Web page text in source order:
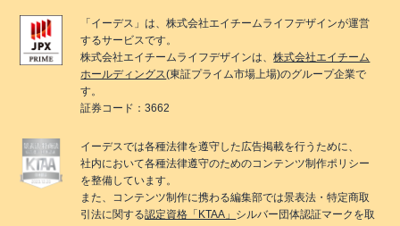
「 イーデス 」は、株式会社エイチームライフデザインが運営
するサービスです。
株式会社エイチームライフデザインは、株式会社エイチーム
ホールディングス(東証プライム市場上場)のグループ企業で
す。
証券コード：3662
イーデスでは各種法律を遵守した広告掲載を行うために、
社内において各種法律遵守のためのコンテンツ制作ポリシー
を整備しています。
また、コンテンツ制作に携わる編集部では景表法・特定商取
引法に関する認定資格「KTAA」 シルバー団体認証マークを取